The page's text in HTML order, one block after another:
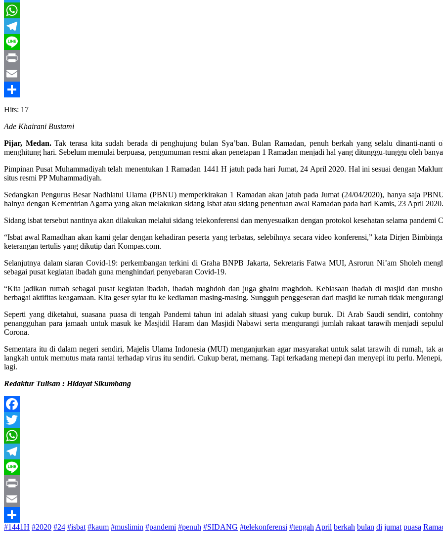
Twitter
WhatsApp
Telegram
Line
Print
Email
Share
Hits: 17
Ade Khairani Bustami
Pijar, Medan.Tak terasa kita sudah berada di penghujung bulan Sya’ban. Bulan Ramadan, penuh berkah yang selalu dinanti-
menghitung hari. Sebelum memulai berpuasa, pengumuman resmi akan penetapan 1 Ramadan menjadi hal yang ditunggu-tunggu oleh
Pimpinan Pusat Muhammadiyah telah menentukan 1 Ramadan 1441 H jatuh pada hari Jumat, 24 April 2020. Hal ini sesuai dengan
situs resmi PP Muhammadiyah.
Sedangkan Pengurus Besar Nadhlatul Ulama (PBNU) memperkirakan 1 Ramadan akan jatuh pada Jumat (24/04/2020), hanya saja
halnya dengan Kementrian Agama yang akan melakukan sidang Isbat atau sidang penentuan awal Ramadan pada hari Kamis, 23 April 2020.
Sidang isbat tersebut nantinya akan dilakukan melalui sidang telekonferensi dan menyesuaikan dengan protokol kesehatan selama pandemi
“Isbat awal Ramadhan akan kami gelar dengan kehadiran peserta yang terbatas, selebihnya secara video konferensi,” kata Dirjen
keterangan tertulis yang dikutip dari Kompas.com.
Selanjutnya dalam siaran Covid-19: perkembangan terkini di Graha BNPB Jakarta, Sekretaris Fatwa MUI, Asrorun Ni’am Sholeh
sebagai pusat kegiatan ibadah guna menghindari penyebaran Covid-19.
“Kita jadikan rumah sebagai pusat kegiatan ibadah, ibadah maghdoh dan juga ghairu maghdoh. Kebiasaan ibadah di masjid dan
berbagai aktifitas keagamaan. Kita geser syiar itu ke kediaman masing-masing. Sungguh penggeseran dari masjid ke rumah tidak
Seperti yang diketahui, suasana puasa di tengah Pandemi tahun ini adalah situasi yang cukup buruk. Di Arab Saudi sendiri,
penangguhan para jamaah untuk masuk ke Masjidil Haram dan Masjidi Nabawi serta mengurangi jumlah rakaat tarawih menjadi
Corona.
Sementara itu di dalam negeri sendiri, Majelis Ulama Indonesia (MUI) menganjurkan agar masyarakat untuk salat tarawih di rumah, tak
langkah untuk memutus mata rantai terhadap virus itu sendiri. Cukup berat, memang. Tapi terkadang menepi dan menyepi itu perlu.
lagi.
Redaktur Tulisan : Hidayat Sikumbang
Facebook
Twitter
WhatsApp
Telegram
Line
Print
Email
Share
#1441H #2020 #24 #isbat #kaum #muslimin #pandemi #penuh #SIDANG #telekonferensi #tengah April berkah bulan di jumat puasa